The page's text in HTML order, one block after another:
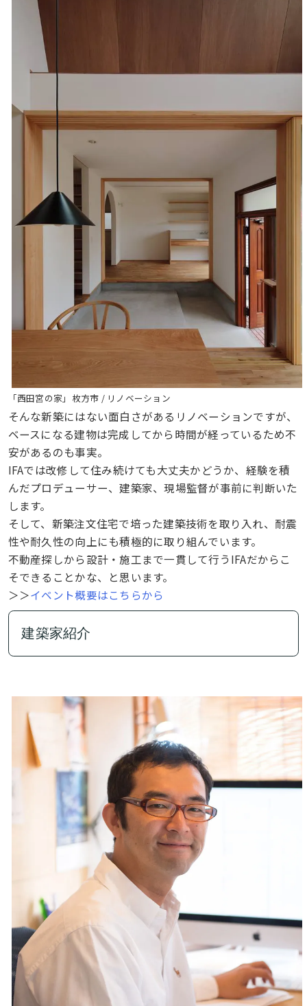
「西田宮の家」枚方市 / リノベーション
そんな新築にはない面白さがあるリノベーションですが、
ベースになる建物は完成してから時間が経っているため不
安があるのも事実。
IFAでは改修して住み続けても大丈夫かどうか、経験を積
んだプロデューサー、建築家、現場監督が事前に判断いた
します。
そして、新築注文住宅で培った建築技術を取り入れ、耐震
性や耐久性の向上にも積極的に取り組んでいます。
不動産探しから設計・施工まで一貫して行うIFAだからこ
そできることかな、と思います。
＞＞イベント概要はこちらから
建築家紹介